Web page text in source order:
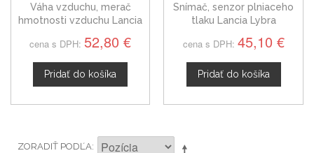
Váha vzduchu, merač
hmotnosti vzduchu Lancia
cena s DPH: 52,80 €
Pridať do košíka
Snímač, senzor plniaceho
tlaku Lancia Lybra
cena s DPH: 45,10 €
Pridať do košíka
ZORADIŤ PODĽA